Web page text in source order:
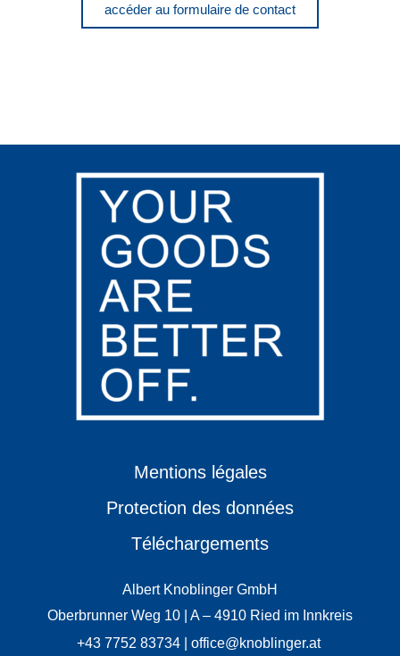
accéder au formulaire de contact
Mentions légales
Protection des données
Téléchargements
Albert Knoblinger GmbH
Oberbrunner Weg 10 | A – 4910 Ried im Innkreis
+43 7752 83734 | office@knoblinger.at